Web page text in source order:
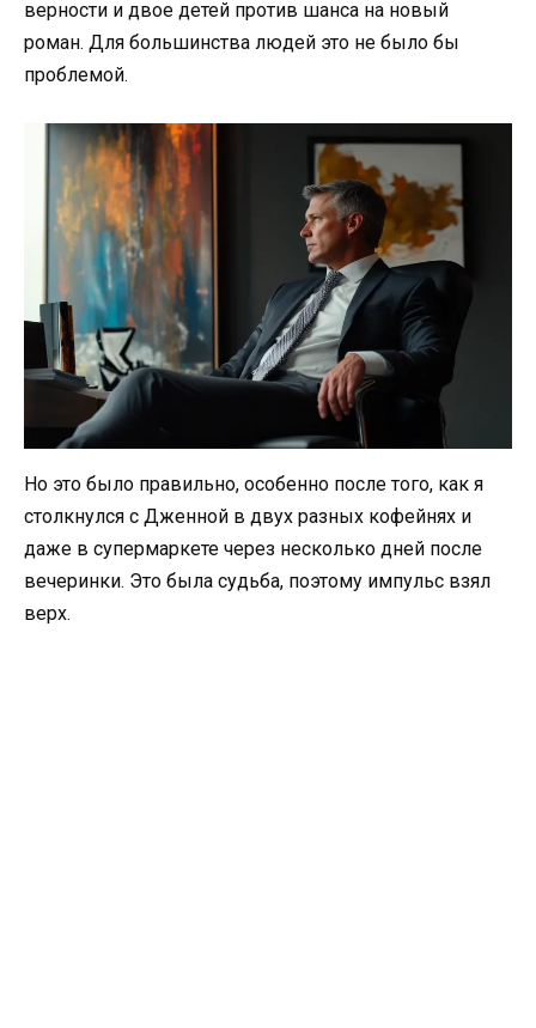
верности и двое детей против шанса на новый
роман. Для большинства людей это не было бы
проблемой.
Но это было правильно, особенно после того, как я
столкнулся с Дженной в двух разных кофейнях и
даже в супермаркете через несколько дней после
вечеринки. Это была судьба, поэтому импульс взял
верх.